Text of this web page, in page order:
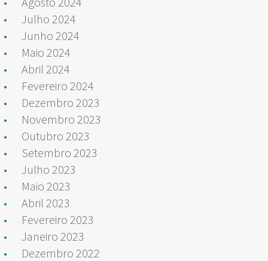
Julho 2024
Junho 2024
Maio 2024
Abril 2024
Fevereiro 2024
Dezembro 2023
Novembro 2023
Outubro 2023
Setembro 2023
Julho 2023
Maio 2023
Abril 2023
Fevereiro 2023
Janeiro 2023
Dezembro 2022